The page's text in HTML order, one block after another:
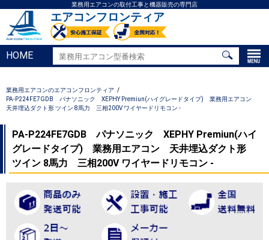
業務用エアコンの取付工事と機器販売の専門店
エアコンフロンティア
HOME
業務用エアコンのエアコンフロンティア
PA-P224FE7GDB パナソニック XEPHY Premiun(ハイグレードタイプ) 業務用エアコン
天井埋込ダクト形 ツイン 8馬力 三相200V ワイヤードリモコン -
PA-P224FE7GDB パナソニック XEPHY Premiun(ハイ
グレードタイプ) 業務用エアコン 天井埋込ダクト形
ツイン 8馬力 三相200V ワイヤードリモコン -